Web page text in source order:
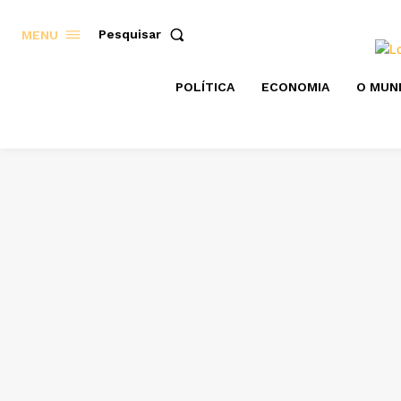
MENU Pesquisar
POLÍTICA ECONOMIA O